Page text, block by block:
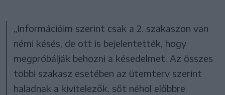
„Információim szerint csak a 2. szakaszon van
némi késés, de ott is bejelentették, hogy
megpróbálják behozni a késedelmet. Az összes
többi szakasz esetében az ütemterv szerint
haladnak a kivitelezők, sőt néhol előbbre